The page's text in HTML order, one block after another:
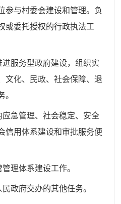
参与村委会建设和管理。负
或委托授权的行政执法工
服务型政府建设，组织实
文化、民政、社会保障、退
。
应急管理、社会稳定、安全
信用体系建设和审批服务便
理体系建设工作。
政府交办的其他任务。